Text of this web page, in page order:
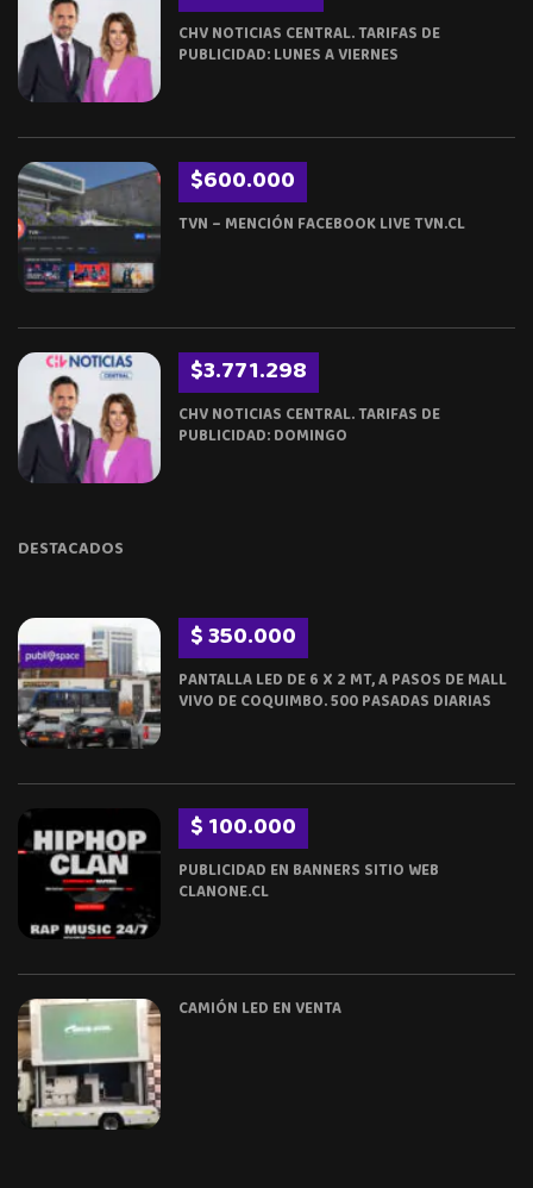
CHV NOTICIAS CENTRAL. TARIFAS DE
PUBLICIDAD: LUNES A VIERNES
$600.000
TVN – MENCIÓN FACEBOOK LIVE TVN.CL
$3.771.298
CHV NOTICIAS CENTRAL. TARIFAS DE
PUBLICIDAD: DOMINGO
DESTACADOS
$ 350.000
PANTALLA LED DE 6 X 2 MT, A PASOS DE MALL
VIVO DE COQUIMBO. 500 PASADAS DIARIAS
$ 100.000
PUBLICIDAD EN BANNERS SITIO WEB
CLANONE.CL
CAMIÓN LED EN VENTA